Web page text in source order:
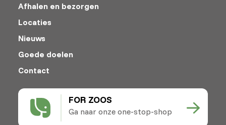
FOR ZOOS
Ga naar onze one-stop-shop
Afhalen en bezorgen
Locaties
Nieuws
Goede doelen
Contact